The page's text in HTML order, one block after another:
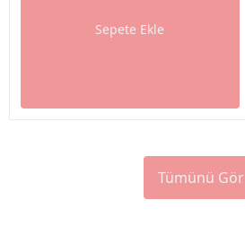
Sepete Ekle
Tümünü Gör